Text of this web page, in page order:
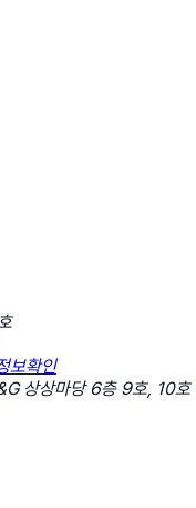
보확인
상상마당 6층 9호, 10호